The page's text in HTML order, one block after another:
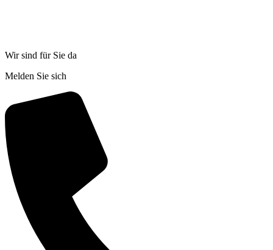
Wir sind für Sie da
Melden Sie sich